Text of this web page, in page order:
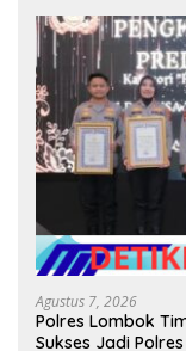
Agustus 7, 2026
Polres Lombok
Sukses Jadi